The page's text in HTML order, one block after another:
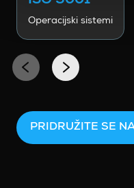
Operacijski sistemi
PRIDRUŽITE SE